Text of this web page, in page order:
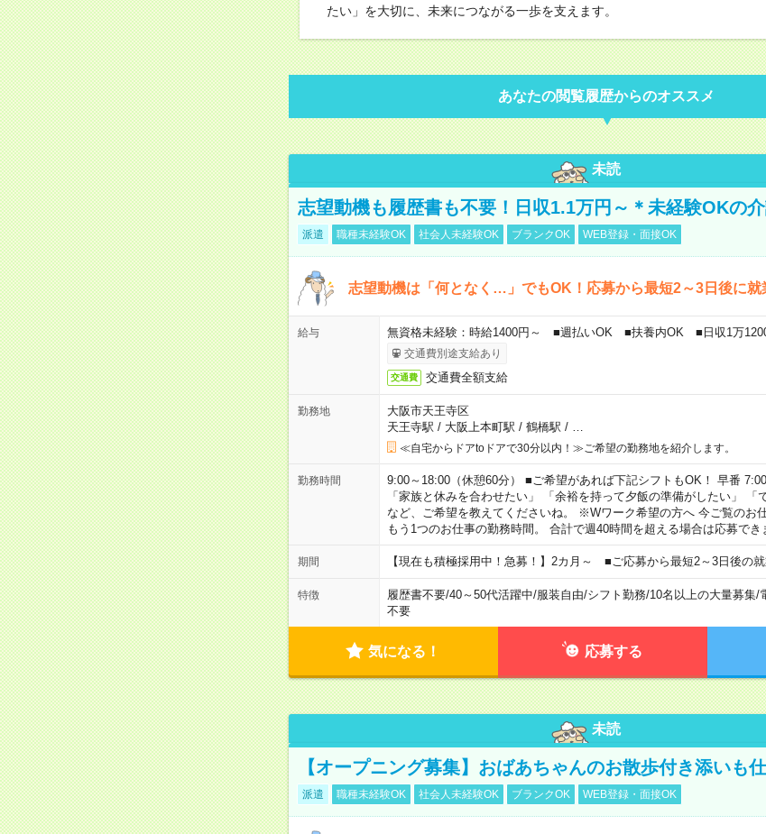
たい」を大切に、未来につながる一歩を支えます。
あなたの閲覧履歴からのオススメ
未読
志望動機も履歴書も不要！日収1.1万円～＊未経験OKの
派遣 職種未経験OK 社会人未経験OK ブランクOK WEB登録・面接OK
志望動機は「何となく…」でもOK！応募から最短2～3日後に就
給与 無資格未経験：時給1400円～ ■週払いOK ■扶養内OK ■日収1万
交通費別途支給あり
交通費 交通費全額支給
勤務地
大阪市天王寺区
天王寺駅 / 大阪上本町駅 / 鶴橋駅 /
≪自宅からドアtoドアで30分以内！≫ご希望の勤務地を紹介します。
勤務時間
9:00～18:00（休憩60分） ■ご希望があれば下記シフトもOK！ 早番
「家族と休みを合わせたい」 「余裕を持って夕飯の準備がしたい」 「
など、ご希望を教えてくださいね。 ※Wワーク希望の方へ 今ご覧のお
もう1つのお仕事の勤務時間。 合計で週40時間を超える場合は応募でき
期間 【現在も積極採用中！急募！】2カ月～ ■ご応募から最短2～3日後の就
特徴 履歴書不要/40～50代活躍中/服装自由/シフト勤務/10名以上の大量募集/
不要
気になる！ 応募する
未読
【オープニング募集】おばあちゃんのお散歩付き添いも
派遣 職種未経験OK 社会人未経験OK ブランクOK WEB登録・面接OK